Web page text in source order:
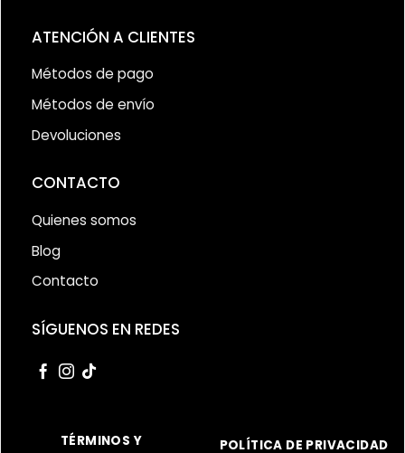
ATENCIÓN A CLIENTES
Métodos de pago
Métodos de envío
Devoluciones
CONTACTO
Quienes somos
Blog
Contacto
SÍGUENOS EN REDES
TÉRMINOS Y
POLÍTICA DE PRIVACIDAD